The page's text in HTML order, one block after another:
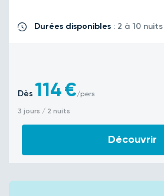
Durées disponibles : 2 à 10 nuits
Dès 114€/pers
3 jours / 2 nuits
Découvrir